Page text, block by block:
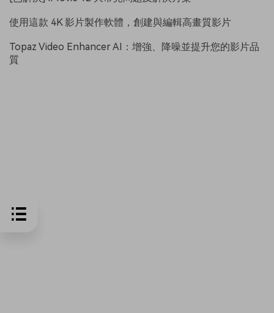
使用這款 4K 影片製作軟體，創建與編輯高畫質影片
Topaz Video Enhancer AI：增強、降噪並提升您的影片品
質